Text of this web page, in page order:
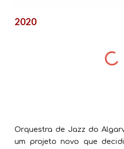
2020
Orquestra de Jazz do
um projeto novo que